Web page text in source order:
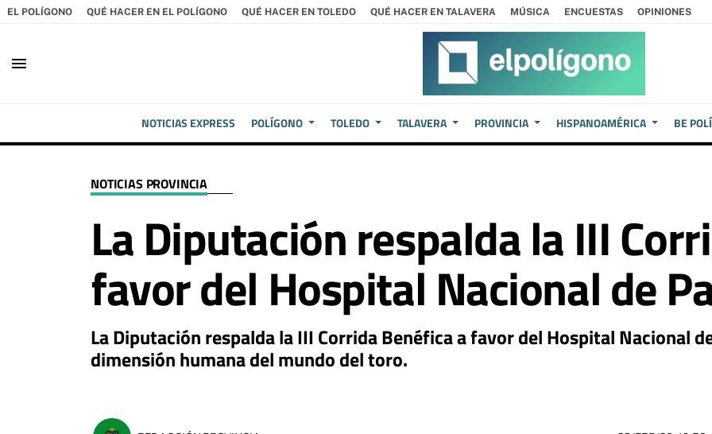
EL POLÍGONO QUÉ HACER EN EL POLÍGONO QUÉ HACER EN TOLEDO QUÉ HACER EN TALAVERA MÚSICA ENCUESTAS OPINIONES
menu
NOTICIAS EXPRESS POLÍGONO TOLEDO TALAVERA PROVINCIA HISPANOAMÉRICA BE
NOTICIAS PROVINCIA
La Diputación respalda la III
favor del Hospital Nacional de
La Diputación respalda la III Corrida Benéfica a favor del Hospital Nacional
dimensión humana del mundo del toro.